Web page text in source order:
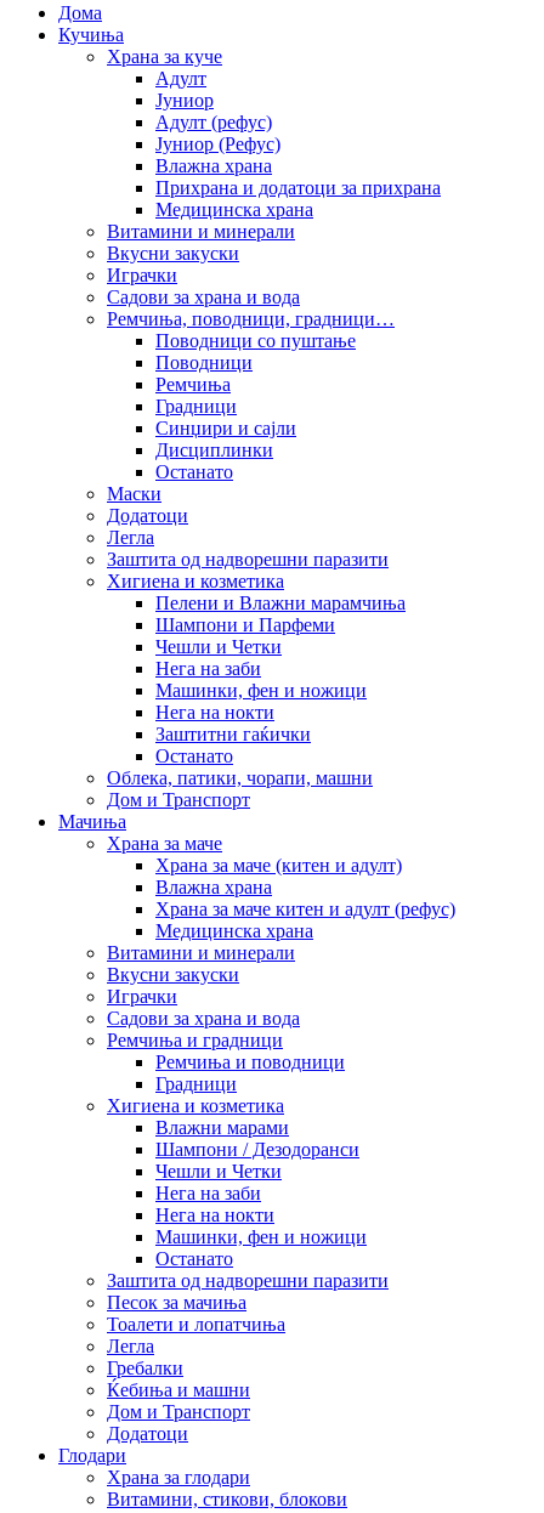
Дома
Кучиња
Храна за куче
Адулт
Јуниор
Адулт (рефус)
Јуниор (Рефус)
Влажна храна
Прихрана и додатоци за прихрана
Медицинска храна
Витамини и минерали
Вкусни закуски
Играчки
Садови за храна и вода
Ремчиња, поводници, градници…
Поводници со пуштање
Поводници
Ремчиња
Градници
Синџири и сајли
Дисциплинки
Останато
Маски
Додатоци
Легла
Заштита од надворешни паразити
Хигиена и козметика
Пелени и Влажни марамчиња
Шампони и Парфеми
Чешли и Четки
Нега на заби
Машинки, фен и ножици
Нега на нокти
Заштитни гаќички
Останато
Облека, патики, чорапи, машни
Дом и Транспорт
Мачиња
Храна за маче
Храна за маче (китен и адулт)
Влажна храна
Храна за маче китен и адулт (рефус)
Медицинска храна
Витамини и минерали
Вкусни закуски
Играчки
Садови за храна и вода
Ремчиња и градници
Ремчиња и поводници
Градници
Хигиена и козметика
Влажни марами
Шампони / Дезодоранси
Чешли и Четки
Нега на заби
Нега на нокти
Машинки, фен и ножици
Останато
Заштита од надворешни паразити
Песок за мачиња
Тоалети и лопатчиња
Легла
Гребалки
Ќебиња и машни
Дом и Транспорт
Додатоци
Глодари
Храна за глодари
Витамини, стикови, блокови